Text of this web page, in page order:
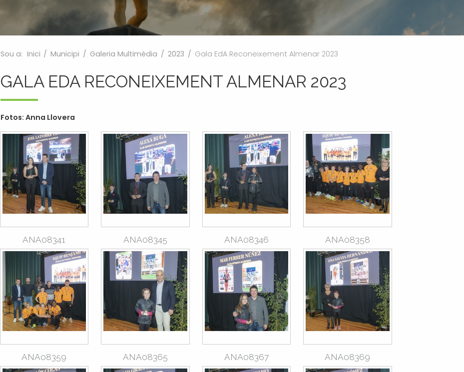
Sou a: Inici / Municipi / Galeria Multimèdia / 2023 / Gala EdA Reconeixement Almenar 2023
GALA EDA RECONEIXEMENT ALMENAR 2023
Fotos: Anna Llovera
ANA08341 ANA08345 ANA08346 ANA08358
ANA08359 ANA08365 ANA08367 ANA08369